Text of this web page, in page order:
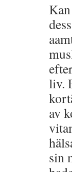
liv.
av
sin